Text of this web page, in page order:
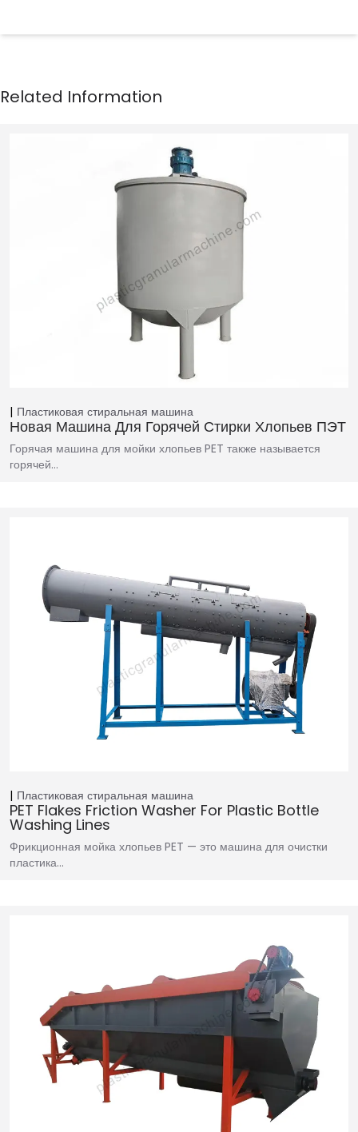
Пластиковая стиральная машина
Новая Машина Для Горячей Стирки Хлопьев ПЭТ
Горячая машина для мойки хлопьев PET также называется
горячей…
Пластиковая стиральная машина
PET Flakes Friction Washer For Plastic Bottle
Washing Lines
Фрикционная мойка хлопьев PET — это машина для очистки
пластика…